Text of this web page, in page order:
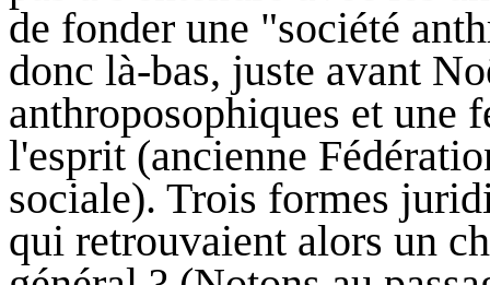
de fonder une "société
donc là-bas, juste avant
anthroposophiques et une
l'esprit (ancienne
sociale). Trois formes
qui retrouvaient alors un